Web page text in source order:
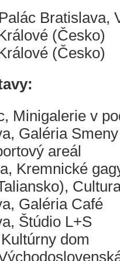
Bratislava,
(Česko)
(Česko)
Minigalerie v
Galéria Smeny
areál
Kremnické
Galéria Café
Štúdio L+S
dom